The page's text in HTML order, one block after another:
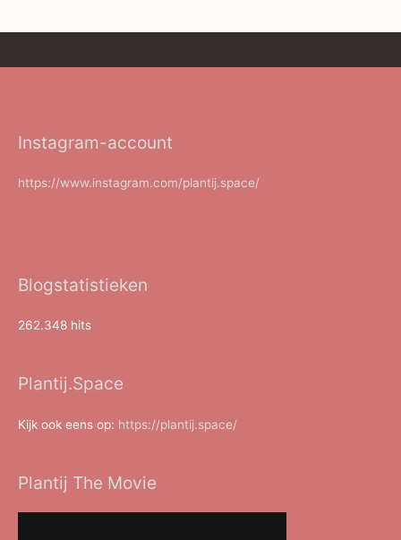
Instagram-account
https://www.instagram.com/plantij.space/
Blogstatistieken
262.348 hits
Plantij.Space
Kijk ook eens op: https://plantij.space/
Plantij The Movie